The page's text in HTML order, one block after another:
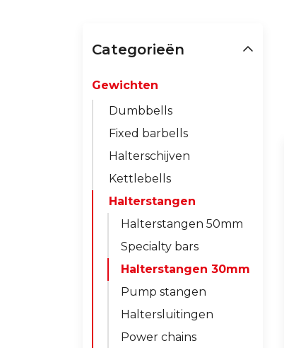
Categorieën
Gewichten
Dumbbells
Fixed barbells
Halterschijven
Kettlebells
Halterstangen
Halterstangen 50mm
Specialty bars
Halterstangen 30mm
Pump stangen
Haltersluitingen
Power chains